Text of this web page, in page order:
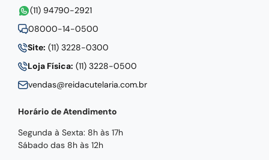
(11) 94790-2921
08000-14-0500
Site: (11) 3228-0300
Loja Física: (11) 3228-0500
vendas@reidacutelaria.com.br
Horário de Atendimento
Segunda à Sexta: 8h às 17h
Sábado das 8h às 12h